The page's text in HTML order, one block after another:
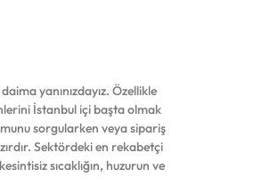
yanınızdayız. Özellikle
İstanbul içi başta olmak
sorgularken veya sipariş
Sektördeki en rekabetçi
sıcaklığın, huzurun ve